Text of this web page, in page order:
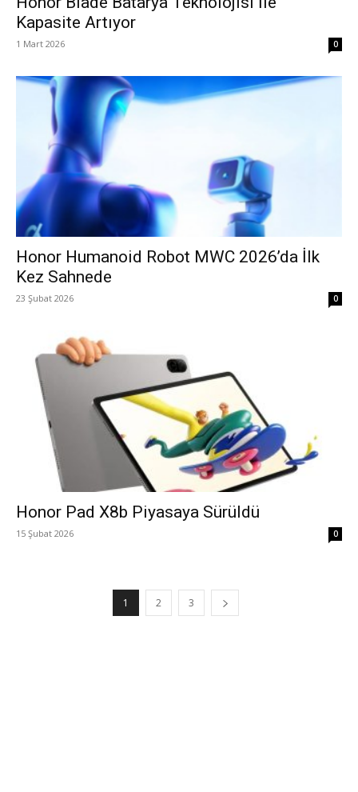
Kapasite Artıyor
1 Mart 2026 0
Honor Humanoid Robot MWC 2026’da İlk
Kez Sahnede
23 Şubat 2026 0
Honor Pad X8b Piyasaya Sürüldü
15 Şubat 2026 0
1 2 3